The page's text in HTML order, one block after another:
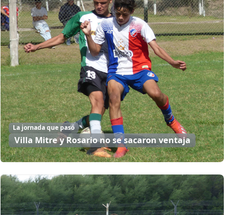
La jornada que pasó
Villa Mitre y Rosario no se sacaron ventaja